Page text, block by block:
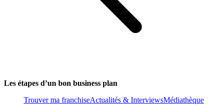
Les étapes d’un bon business plan
Trouver ma franchiseActualités & InterviewsMédiathèque